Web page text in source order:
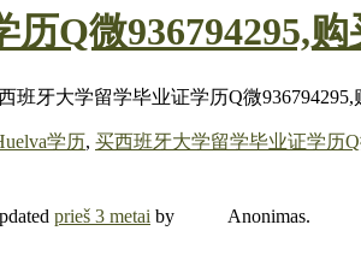
Q微936794295,
班牙大学留学毕业证学历Q微
学历, 买西班牙大学留学毕业证学历Q
prieš 3 metai by Anonimas.